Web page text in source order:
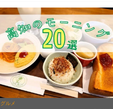
底解説！
グルメ